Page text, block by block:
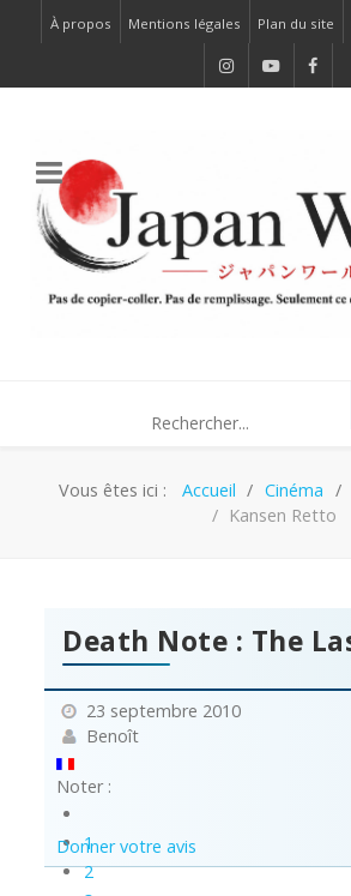
À propos Mentions légales Plan du site
Vous êtes ici : Accueil Cinéma
Kansen Retto
Death Note : The
23 septembre 2010
Benoît
Noter :
1
2
Donner votre avis